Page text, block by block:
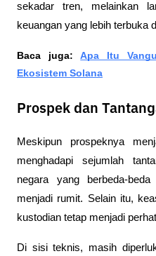
sekadar tren, melainkan
keuangan yang lebih terbuka
Baca juga: Apa Itu
Ekosistem Solana
Prospek dan
Meskipun prospeknya
menghadapi sejumlah
negara yang berbeda-
menjadi rumit. Selain itu,
kustodian tetap menjadi
Di sisi teknis, masih